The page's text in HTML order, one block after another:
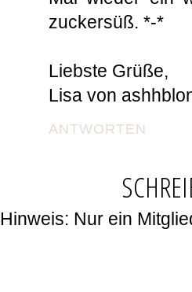
zuckersüß. *-*
Liebste Grüße,
Lisa von
ANTWORTEN
Hinweis: Nur ein